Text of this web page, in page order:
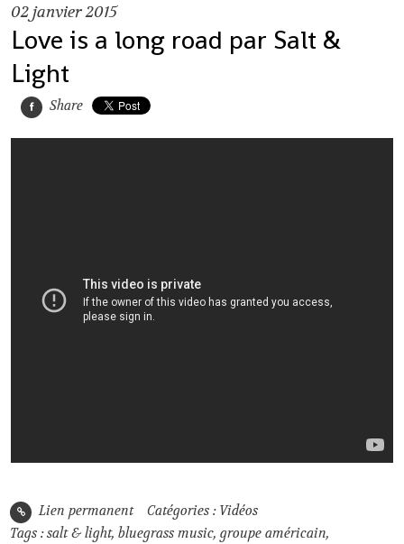
02 janvier 2015
Love is a long road par Salt &
Light
Share
Lien permanent Catégories : Vidéos
Tags :salt & light,bluegrass music,groupe américain,